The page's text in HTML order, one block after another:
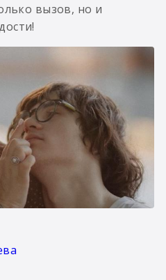
вызов, но и